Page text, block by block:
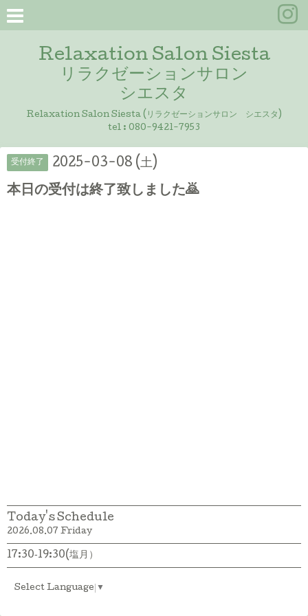
Relaxation Salon Siesta
リラクゼーションサロン
シエスタ
Relaxation Salon Siesta (リラクゼーションサロン シエスタ)
tel : 080-9421-7953
受付終了 2025-03-08 (土)
本日の受付は終了致しました🙇
Today's Schedule
2026.08.07 Friday
17:30‐19:30(塩月）
Select Language ▼